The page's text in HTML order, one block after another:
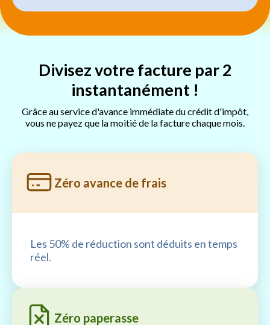
Divisez votre facture par 2
instantanément !
Grâce au service d'avance immédiate du crédit d'impôt,
vous ne payez que la moitié de la facture chaque mois.
Zéro avance de frais
Les 50% de réduction sont déduits en temps
réel.
Zéro paperasse